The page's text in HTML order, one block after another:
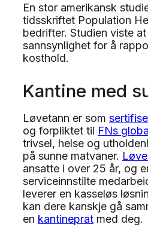
En stor amerikansk
tidsskriftet Population
bedrifter. Studien viste
sannsynlighet for å
kosthold.
Kantine med
Løvetann er som
og forpliktet til FNs
trivsel, helse og
på sunne matvaner.
ansatte i over 25 år, og
serviceinnstilte
leverer en kasseløs
kan dere kanskje gå
en kantineprat med deg.